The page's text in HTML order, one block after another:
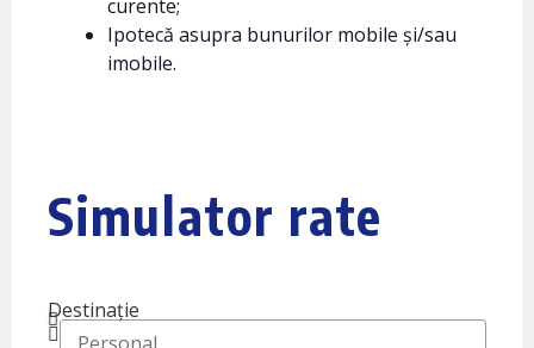
curente;
Ipotecă asupra bunurilor mobile și/sau
imobile.
Simulator rate
Destinație